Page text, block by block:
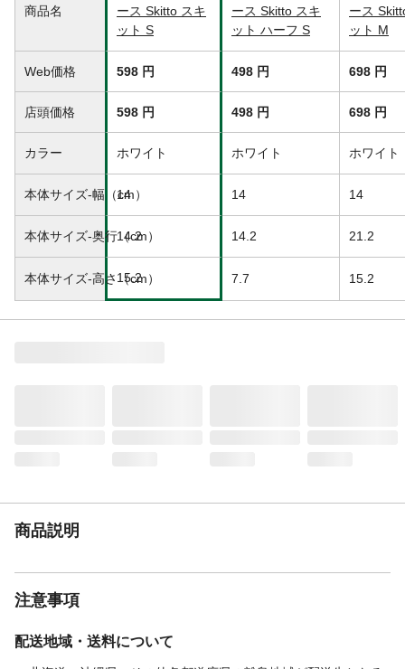
商品名
ース Skitto スキ
ット S
ース Skitto スキ
ット ハーフ S
ース
ット M
Web価格 598 円 498 円 698 円
店頭価格 598 円 498 円 698 円
カラー ホワイト ホワイト ホワイト
本体サイズ-幅（cm）
14 14 14
本体サイズ-奥行（cm）
14.2 14.2 21.2
本体サイズ-高さ（cm）
15.2 7.7 15.2
商品説明
注意事項
配送地域・送料について